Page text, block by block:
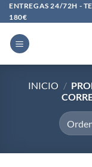
Saltar
al
contenido
ENTREGAS 24/72H -
180€
INICIO /